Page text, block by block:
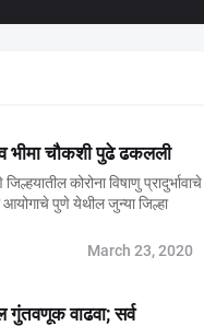
भीमा चौकशी पुढे ढकलली
कोरोना विषाणु प्रादुर्भावाचे
पुणे येथील जुन्या जिल्हा
March 23, 2020
गुंतवणूक वाढवा; सर्व